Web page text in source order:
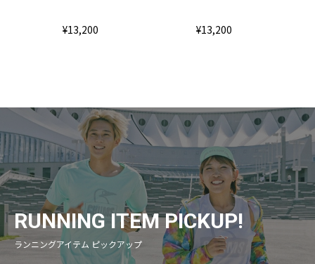
¥13,200 ¥13,200
RUNNING ITEM PICKUP!
ランニングアイテム ピックアップ